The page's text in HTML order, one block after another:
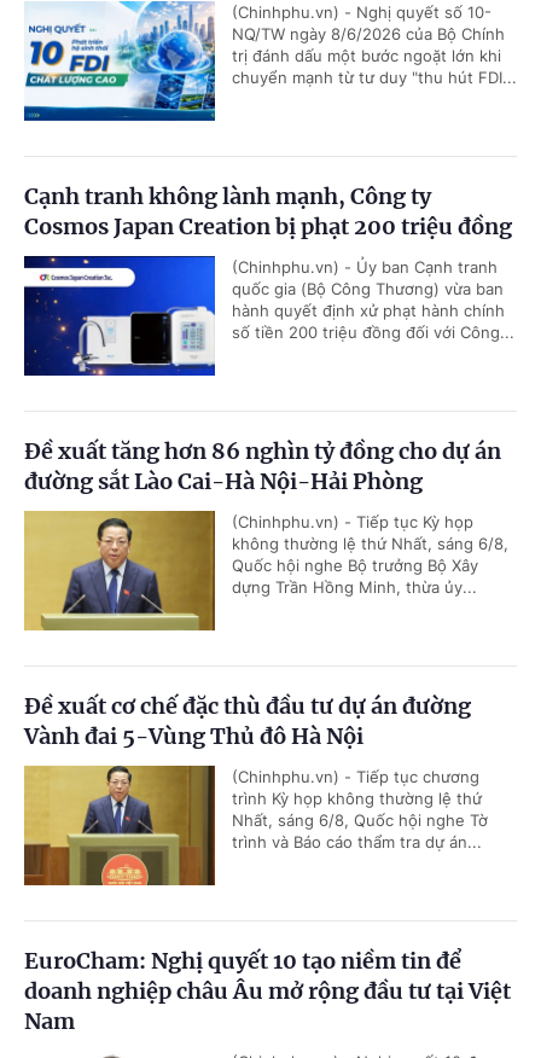
(Chinhphu.vn) - Nghị quyết số 10-
NQ/TW ngày 8/6/2026 của Bộ Chính
trị đánh dấu một bước ngoặt lớn khi
chuyển mạnh từ tư duy "thu hút FDI...
Cạnh tranh không lành mạnh, Công ty
Cosmos Japan Creation bị phạt 200 triệu đồng
(Chinhphu.vn) - Ủy ban Cạnh tranh
quốc gia (Bộ Công Thương) vừa ban
hành quyết định xử phạt hành chính
số tiền 200 triệu đồng đối với Công...
Đề xuất tăng hơn 86 nghìn tỷ đồng cho dự án
đường sắt Lào Cai-Hà Nội-Hải Phòng
(Chinhphu.vn) - Tiếp tục Kỳ họp
không thường lệ thứ Nhất, sáng 6/8,
Quốc hội nghe Bộ trưởng Bộ Xây
dựng Trần Hồng Minh, thừa ủy...
Đề xuất cơ chế đặc thù đầu tư dự án đường
Vành đai 5-Vùng Thủ đô Hà Nội
(Chinhphu.vn) - Tiếp tục chương
trình Kỳ họp không thường lệ thứ
Nhất, sáng 6/8, Quốc hội nghe Tờ
trình và Báo cáo thẩm tra dự án...
EuroCham: Nghị quyết 10 tạo niềm tin để
doanh nghiệp châu Âu mở rộng đầu tư tại Việt
Nam